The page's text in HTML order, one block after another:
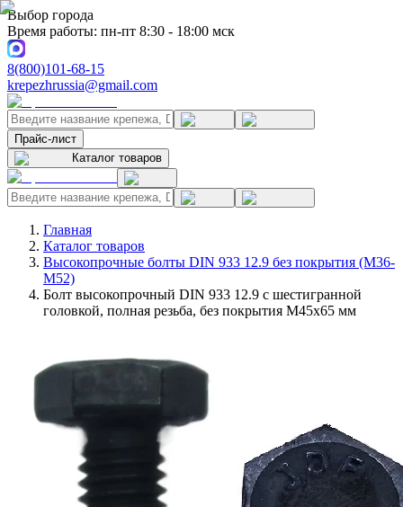
Выбор города
Время работы: пн-пт 8:30 - 18:00 мск
8(800)101-68-15
krepezhrussia@gmail.com
Прайс-лист
Каталог товаров
Главная
Каталог товаров
Высокопрочные болты DIN 933 12.9 без покрытия (M36-
M52)
Болт высокопрочный DIN 933 12.9 с шестигранной
головкой, полная резьба, без покрытия M45x65 мм